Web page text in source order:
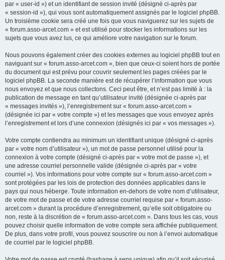
par « user-id ») et un identifiant de session invité (désigné ci-après par
« session-id »), qui vous sont automatiquement assignés par le logiciel phpBB.
Un troisième cookie sera créé une fois que vous naviguerez sur les sujets de
« forum.asso-arcet.com » et est utilisé pour stocker les informations sur les
sujets que vous avez lus, ce qui améliore votre navigation sur le forum.
Nous pouvons également créer des cookies externes au logiciel phpBB tout en
naviguant sur « forum.asso-arcet.com », bien que ceux-ci soient hors de portée
du document qui est prévu pour couvrir seulement les pages créées par le
logiciel phpBB. La seconde manière est de récupérer l’information que vous
nous envoyez et que nous collectons. Ceci peut être, et n’est pas limité à : la
publication de message en tant qu’utilisateur invité (désignée ci-après par
« messages invités »), l’enregistrement sur « forum.asso-arcet.com »
(désignée ici par « votre compte ») et les messages que vous envoyez après
l’enregistrement et lors d’une connexion (désignés ici par « vos messages »).
Votre compte contiendra au minimum un identifiant unique (désigné ci-après
par « votre nom d’utilisateur »), un mot de passe personnel utilisé pour la
connexion à votre compte (désigné ci-après par « votre mot de passe »), et
une adresse courriel personnelle valide (désignée ci-après par « votre
courriel »). Vos informations pour votre compte sur « forum.asso-arcet.com »
sont protégées par les lois de protection des données applicables dans le
pays qui nous héberge. Toute information en-dehors de votre nom d’utilisateur,
de votre mot de passe et de votre adresse courriel requise par « forum.asso-
arcet.com » durant la procédure d’enregistrement, qu’elle soit obligatoire ou
non, reste à la discrétion de « forum.asso-arcet.com ». Dans tous les cas, vous
pouvez choisir quelle information de votre compte sera affichée publiquement.
De plus, dans votre profil, vous pouvez souscrire ou non à l’envoi automatique
de courriel par le logiciel phpBB.